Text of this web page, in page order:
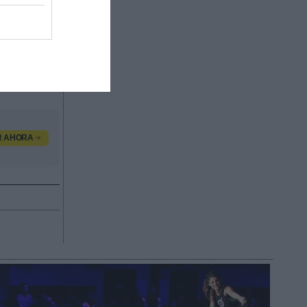
de
AHORA